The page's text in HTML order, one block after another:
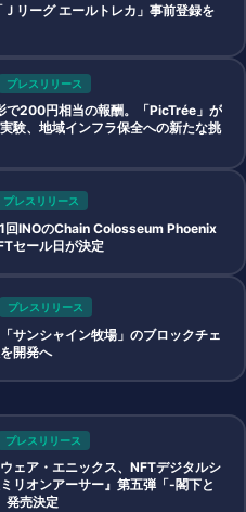
リーグ エールトレカ」事前登録を
プレスリリース
で200円相当の報酬。「PicTrée」が
験、地域インフラ保全への新たな挑
プレスリリース
回INOのChain Colosseum Phoenix
セール日が決定
プレスリリース
サンシャイン牧場」のブロックチェ
開発へ
プレスリリース
ェア・エニックス、NFTデジタルシ
リオンアーサー』第五弾「-閣下と
発売決定